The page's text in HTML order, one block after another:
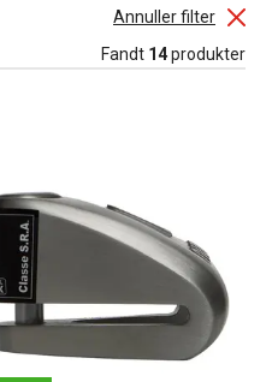
Annuller filter
Fandt 14produkter